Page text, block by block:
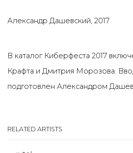
Александр Дашевский, 2017
В каталог Киберфеста 2017
Крафта и Дмитрия Морозова.
подготовлен Александром
RELATED ARTISTS